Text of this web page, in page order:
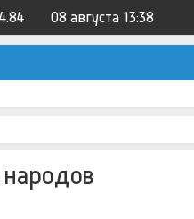
08 августа 13:38